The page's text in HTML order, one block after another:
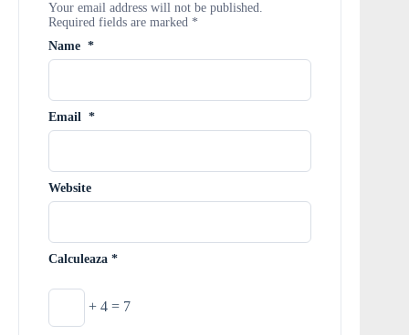
Your email address will not be published.
Required fields are marked *
Name *
Email *
Website
Calculeaza *
+ 4 = 7